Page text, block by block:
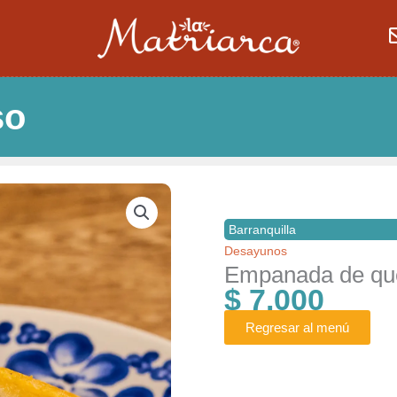
Barranquilla
Desayunos
Empanada de
$ 7.000
Regresar al menú